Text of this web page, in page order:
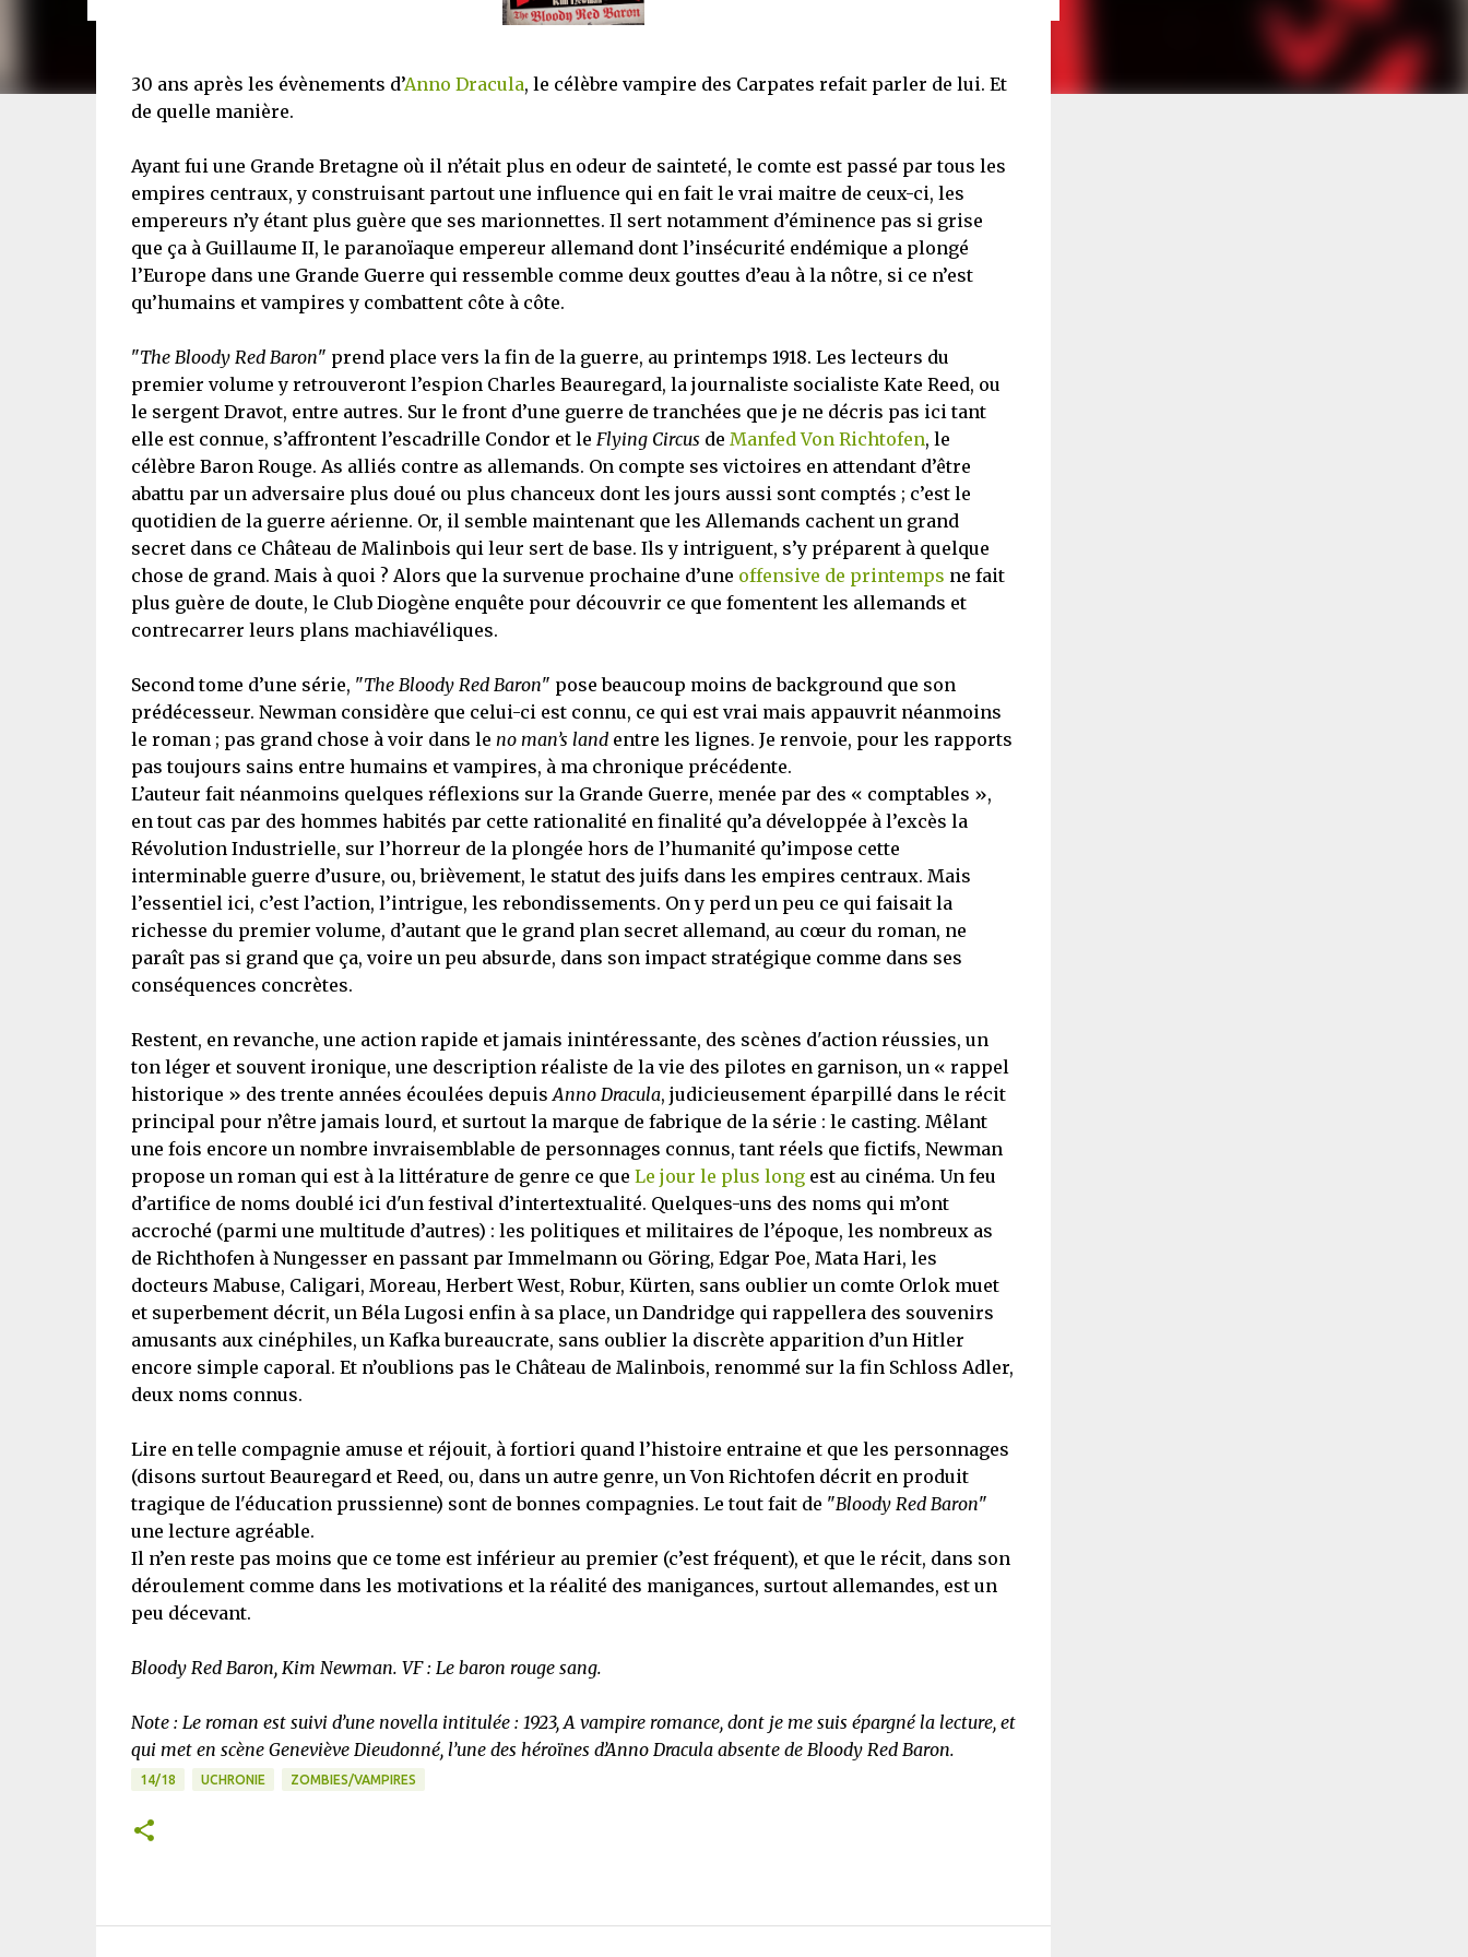
30 ans après les évènements d’Anno Dracula, le célèbre vampire des Carpates refait parler de lui. Et
de quelle manière.
Ayant fui une Grande Bretagne où il n’était plus en odeur de sainteté, le comte est passé par tous les
empires centraux, y construisant partout une influence qui en fait le vrai maitre de ceux-ci, les
empereurs n’y étant plus guère que ses marionnettes. Il sert notamment d’éminence pas si grise
que ça à Guillaume II, le paranoïaque empereur allemand dont l’insécurité endémique a plongé
l’Europe dans une Grande Guerre qui ressemble comme deux gouttes d’eau à la nôtre, si ce n’est
qu’humains et vampires y combattent côte à côte.
"The Bloody Red Baron" prend place vers la fin de la guerre, au printemps 1918. Les lecteurs du
premier volume y retrouveront l’espion Charles Beauregard, la journaliste socialiste Kate Reed, ou
le sergent Dravot, entre autres. Sur le front d’une guerre de tranchées que je ne décris pas ici tant
elle est connue, s’affrontent l’escadrille Condor et le Flying Circus de Manfed Von Richtofen, le
célèbre Baron Rouge. As alliés contre as allemands. On compte ses victoires en attendant d’être
abattu par un adversaire plus doué ou plus chanceux dont les jours aussi sont comptés ; c’est le
quotidien de la guerre aérienne. Or, il semble maintenant que les Allemands cachent un grand
secret dans ce Château de Malinbois qui leur sert de base. Ils y intriguent, s’y préparent à quelque
chose de grand. Mais à quoi ? Alors que la survenue prochaine d’une offensive de printemps ne fait
plus guère de doute, le Club Diogène enquête pour découvrir ce que fomentent les allemands et
contrecarrer leurs plans machiavéliques.
Second tome d’une série, "The Bloody Red Baron" pose beaucoup moins de background que son
prédécesseur. Newman considère que celui-ci est connu, ce qui est vrai mais appauvrit néanmoins
le roman ; pas grand chose à voir dans le no man’s landentre les lignes. Je renvoie, pour les rapports
pas toujours sains entre humains et vampires, à ma chronique précédente.
L’auteur fait néanmoins quelques réflexions sur la Grande Guerre, menée par des « comptables »,
en tout cas par des hommes habités par cette rationalité en finalité qu’a développée à l’excès la
Révolution Industrielle, sur l’horreur de la plongée hors de l’humanité qu’impose cette
interminable guerre d’usure, ou, brièvement, le statut des juifs dans les empires centraux. Mais
l’essentiel ici, c’est l’action, l’intrigue, les rebondissements. On y perd un peu ce qui faisait la
richesse du premier volume, d’autant que le grand plan secret allemand, au cœur du roman, ne
paraît pas si grand que ça, voire un peu absurde, dans son impact stratégique comme dans ses
conséquences concrètes.
Restent, en revanche, une action rapide et jamais inintéressante, des scènes d'action réussies, un
ton léger et souvent ironique, une description réaliste de la vie des pilotes en garnison, un « rappel
historique » des trente années écoulées depuis Anno Dracula, judicieusement éparpillé dans le récit
principal pour n’être jamais lourd, et surtout la marque de fabrique de la série : le casting. Mêlant
une fois encore un nombre invraisemblable de personnages connus, tant réels que fictifs, Newman
propose un roman qui est à la littérature de genre ce que Le jour le plus longest au cinéma. Un feu
d’artifice de noms doublé ici d'un festival d’intertextualité. Quelques-uns des noms qui m’ont
accroché (parmi une multitude d’autres) : les politiques et militaires de l’époque, les nombreux as
de Richthofen à Nungesser en passant par Immelmann ou Göring, Edgar Poe, Mata Hari, les
docteurs Mabuse, Caligari, Moreau, Herbert West, Robur, Kürten, sans oublier un comte Orlok muet
et superbement décrit, un Béla Lugosi enfin à sa place, un Dandridge qui rappellera des souvenirs
amusants aux cinéphiles, un Kafka bureaucrate, sans oublier la discrète apparition d’un Hitler
encore simple caporal. Et n’oublions pas le Château de Malinbois, renommé sur la fin Schloss Adler,
deux noms connus.
Lire en telle compagnie amuse et réjouit, à fortiori quand l’histoire entraine et que les personnages
(disons surtout Beauregard et Reed, ou, dans un autre genre, un Von Richtofen décrit en produit
tragique de l'éducation prussienne) sont de bonnes compagnies. Le tout fait de "Bloody Red Baron"
une lecture agréable.
Il n’en reste pas moins que ce tome est inférieur au premier (c’est fréquent), et que le récit, dans son
déroulement comme dans les motivations et la réalité des manigances, surtout allemandes, est un
peu décevant.
Bloody Red Baron, Kim Newman. VF : Le baron rouge sang.
Note : Le roman est suivi d’une novella intitulée : 1923, A vampire romance, dont je me suis épargné la lecture, et
qui met en scène Geneviève Dieudonné, l’une des héroïnes d’Anno Dracula absente de Bloody Red Baron.
14/18 UCHRONIE ZOMBIES/VAMPIRES